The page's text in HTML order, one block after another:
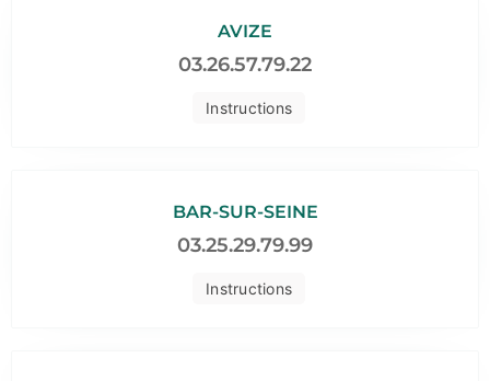
Instructions
AVIZE
03.26.57.79.22
Instructions
BAR-SUR-SEINE
03.25.29.79.99